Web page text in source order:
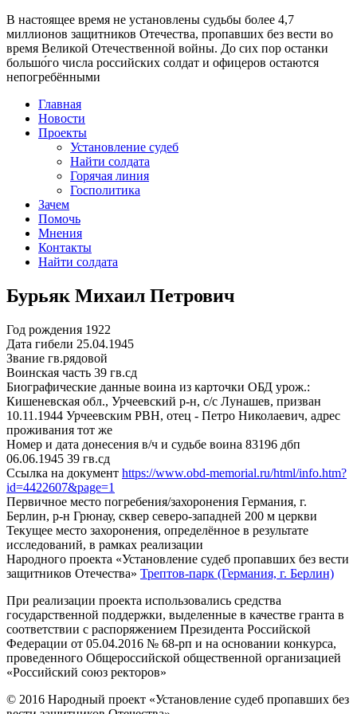
В настоящее время не установлены судьбы более 4,7
миллионов защитников Отечества, пропавших без вести во
время Великой Отечественной войны. До сих пор останки
большо́го числа российских солдат и офицеров остаются
непогребёнными
Главная
Новости
Проекты
Установление судеб
Найти солдата
Горячая линия
Госполитика
Зачем
Помочь
Мнения
Контакты
Найти солдата
Бурьяк Михаил Петрович
Год рождения 1922
Дата гибели 25.04.1945
Звание гв.рядовой
Воинская часть 39 гв.сд
Биографические данные воина из карточки ОБД урож.:
Кишеневская обл., Урчеевский р-н, с/с Лунашев, призван
10.11.1944 Урчеевским РВН, отец - Петро Николаевич, адрес
проживания тот же
Номер и дата донесения в/ч и судьбе воина 83196 дбп
06.06.1945 39 гв.сд
Ссылка на документ https://www.obd-memorial.ru/html/info.htm?
id=4422607&page=1
Первичное место погребения/захоронения Германия, г.
Берлин, р-н Грюнау, сквер северо-западней 200 м церкви
Текущее место захоронения, определённое в результате
исследований, в рамках реализации
Народного проекта «Установление судеб пропавших без вести
защитников Отечества» Трептов-парк (Германия, г. Берлин)
При реализации проекта использовались средства
государственной поддержки, выделенные в качестве гранта в
соответствии с распоряжением Президента Российской
Федерации от 05.04.2016 № 68-рп и на основании конкурса,
проведенного Общероссийской общественной организацией
«Российский союз ректоров»
© 2016 Народный проект «Установление судеб пропавших без